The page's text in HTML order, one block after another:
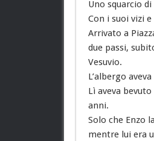
Uno squarcio
Con i suoi vizi
Arrivato a
due passi,
Vesuvio.
L’albergo
Lì aveva
anni.
Solo che Enzo
mentre lui era